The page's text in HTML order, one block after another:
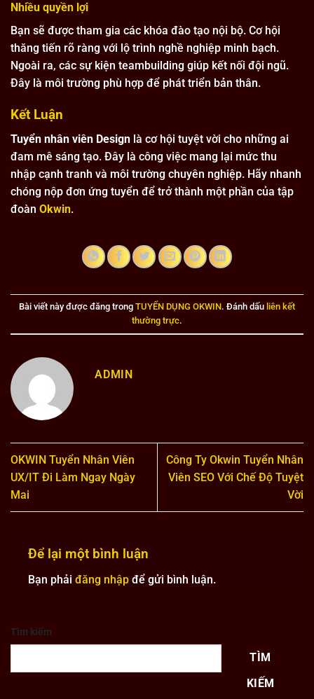
Nhiều quyền lợi
Bạn sẽ được tham gia các khóa đào tạo nội bộ. Cơ hội
thăng tiến rõ ràng với lộ trình nghề nghiệp minh bạch.
Ngoài ra, các sự kiện teambuilding giúp kết nối đội ngũ.
Đây là môi trường phù hợp để phát triển bản thân.
Kết Luận
Tuyển nhân viên Design là cơ hội tuyệt vời cho những ai
đam mê sáng tạo. Đây là công việc mang lại mức thu
nhập cạnh tranh và môi trường chuyên nghiệp. Hãy nhanh
chóng nộp đơn ứng tuyển để trở thành một phần của tập
đoàn Okwin.
Bài viết này được đăng trong TUYỂN DỤNG OKWIN. Đánh dấu liên kết
thường trực.
ADMIN
OKWIN Tuyển Nhân Viên
UX/IT Đi Làm Ngay Ngày
Mai
Công Ty Okwin Tuyển Nhân
Viên SEO Với Chế Độ Tuyệt
Vời
Để lại một bình luận
Bạn phải đăng nhập để gửi bình luận.
Tìm kiếm
TÌM
KIẾM